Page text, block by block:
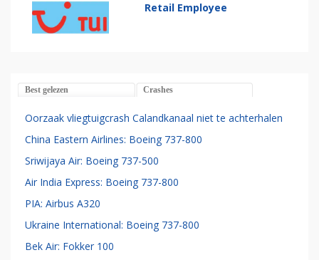
Retail Employee
Best gelezen Crashes
Oorzaak vliegtuigcrash Calandkanaal niet te achterhalen
China Eastern Airlines: Boeing 737-800
Sriwijaya Air: Boeing 737-500
Air India Express: Boeing 737-800
PIA: Airbus A320
Ukraine International: Boeing 737-800
Bek Air: Fokker 100